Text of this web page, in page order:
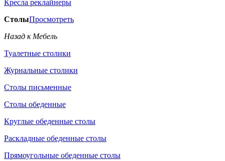
Кресла реклайнеры
СтолыПросмотреть
Назад к Мебель
Туалетные столики
Журнальные столики
Столы письменные
Столы обеденные
Круглые обеденные столы
Раскладные обеденные столы
Прямоугольные обеденные столы